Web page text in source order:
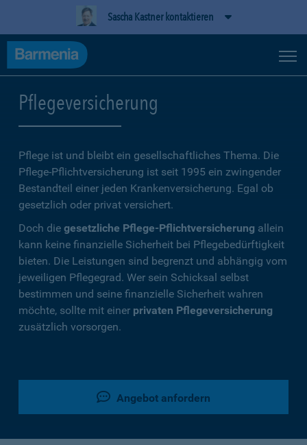
Sascha Kastner kontaktieren
Pflegeversicherung
Pflege ist und bleibt ein gesellschaftliches Thema. Die
Pflege-Pflichtversicherung ist seit 1995 ein zwingender
Bestandteil einer jeden Krankenversicherung. Egal ob
gesetzlich oder privat versichert.
Doch die gesetzliche Pflege-Pflichtversicherung allein
kann keine finanzielle Sicherheit bei Pflegebedürftigkeit
bieten. Die Leistungen sind begrenzt und abhängig vom
jeweiligen Pflegegrad. Wer sein Schicksal selbst
bestimmen und seine finanzielle Sicherheit wahren
möchte, sollte mit einer privaten Pflegeversicherung
zusätzlich vorsorgen.
Angebot anfordern